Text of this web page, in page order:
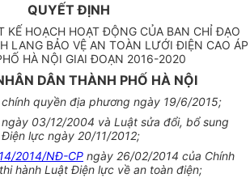
QUYẾT ĐỊNH
KẾ HOẠCH HOẠT ĐỘNG CỦA BAN CHỈ ĐẠO
LANG BẢO VỆ AN TOÀN LƯỚI ĐIỆN CAO ÁP
HÀ NỘI GIAI ĐOẠN 2016-2020
DÂN THÀNH PHỐ HÀ NỘI
quyền địa phương ngày 19/6/2015;
03/12/2004 và Luật sửa đổi, bổ sung
lực ngày 20/11/2012;
14/2014/NĐ-CP ngày 26/02/2014 của Chính
hành Luật Điện lực về an toàn điện;